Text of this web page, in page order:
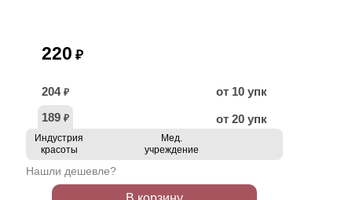
220 ₽
204 ₽
от 10 упк
189 ₽ от 20 упк
Индустрия
красоты
Мед.
учреждение
Нашли дешевле?